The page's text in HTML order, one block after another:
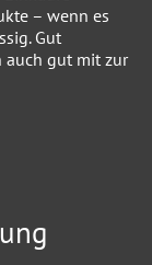
– wenn es
Gut
auch gut mit zur